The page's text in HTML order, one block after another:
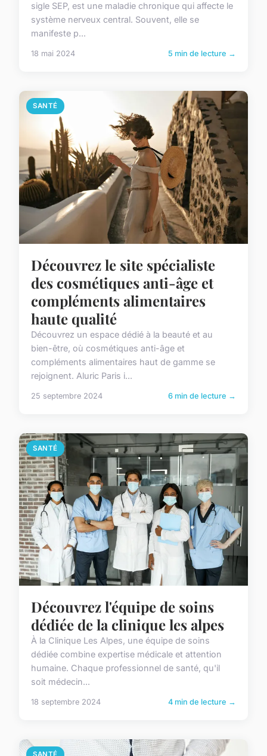
sigle SEP, est une maladie chronique qui affecte le
système nerveux central. Souvent, elle se
manifeste p...
18 mai 2024 5 min de lecture →
SANTÉ
Découvrez le site spécialiste
des cosmétiques anti-âge et
compléments alimentaires
haute qualité
Découvrez un espace dédié à la beauté et au
bien-être, où cosmétiques anti-âge et
compléments alimentaires haut de gamme se
rejoignent. Aluric Paris i...
25 septembre 2024 6 min de lecture →
SANTÉ
Découvrez l'équipe de soins
dédiée de la clinique les alpes
À la Clinique Les Alpes, une équipe de soins
dédiée combine expertise médicale et attention
humaine. Chaque professionnel de santé, qu'il
soit médecin...
18 septembre 2024 4 min de lecture →
SANTÉ